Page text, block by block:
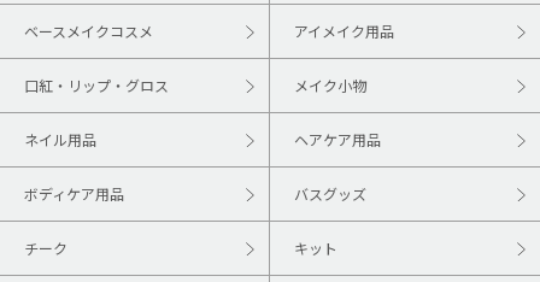
ベースメイクコスメ アイメイク用品
口紅・リップ・グロス メイク小物
ネイル用品 ヘアケア用品
ボディケア用品 バスグッズ
チーク キット